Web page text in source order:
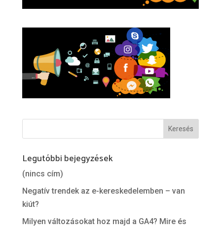
Legutóbbi bejegyzések
(nincs cím)
Negatív trendek az e-kereskedelemben – van
kiút?
Milyen változásokat hoz majd a GA4? Mire és